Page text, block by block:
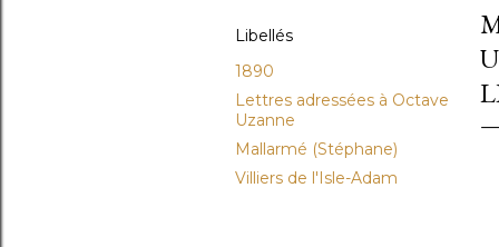
Libellés
1890
Lettres adressées à Octave
Uzanne
Mallarmé (Stéphane)
Villiers de l'Isle-Adam